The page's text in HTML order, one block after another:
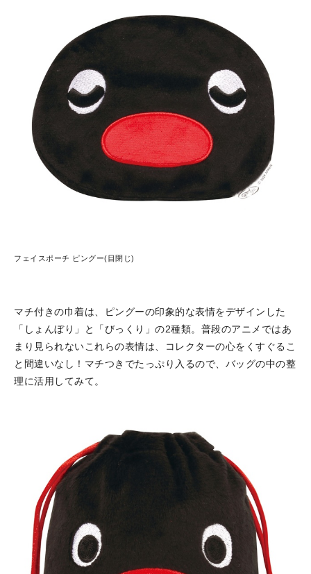
フェイスポーチ ピングー(目閉じ)
マチ付きの巾着は、ピングーの印象的な表情をデザインした
「しょんぼり」と「びっくり」の2種類。普段のアニメではあ
まり見られないこれらの表情は、コレクターの心をくすぐるこ
と間違いなし！マチつきでたっぷり入るので、バッグの中の整
理に活用してみて。